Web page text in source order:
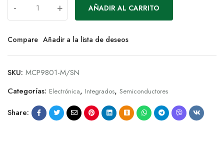
- + AÑADIR AL CARRITO
Compare Añadir a la lista de deseos
SKU: MCP9801-M/SN
Categorías: Electrónica, Integrados, Semiconductores
Share: